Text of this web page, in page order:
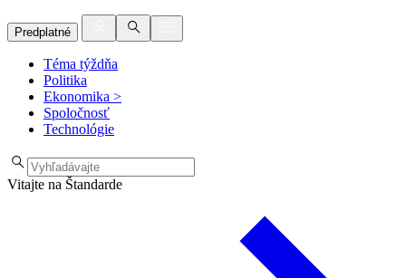
Predplatné
Téma týždňa
Politika
Ekonomika >
Spoločnosť
Technológie
Vitajte na Štandarde